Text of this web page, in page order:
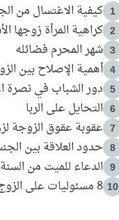
1 كيفية الاغتسال من
2 كراهية المرأة زوجها
3 شهر المحرم فضائله
4 أهمية الإصلاح بين
5 دور الشباب في نصرة
6 التحايل على الربا
7 عقوبة عقوق الزوجة
8 حدود العلاقة بين
9 الدعاء للميت من السنة
10 8 مسئوليات على الزوج تجاه زوجته